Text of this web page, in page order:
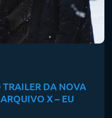
TRAILER DA NOVA
X – EU